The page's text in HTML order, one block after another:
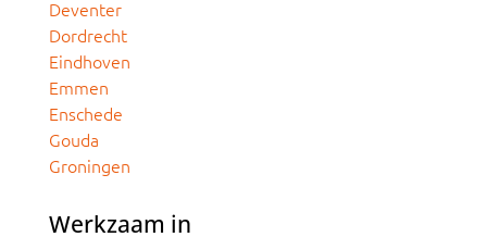
Deventer
Dordrecht
Eindhoven
Emmen
Enschede
Gouda
Groningen
Werkzaam in